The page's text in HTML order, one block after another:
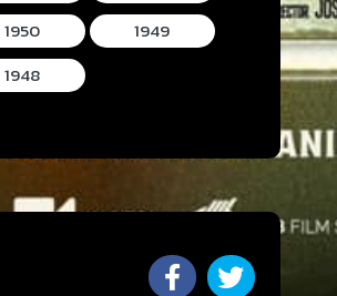
1950
1949
1948